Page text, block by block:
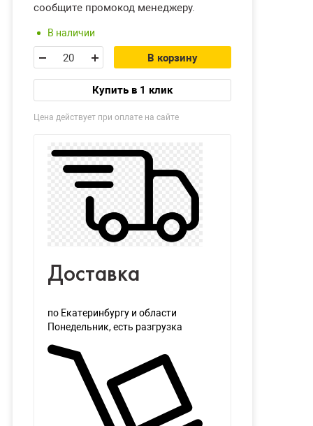
сообщите промокод менеджеру.
В наличии
В корзину
Купить в 1 клик
Цена действует при оплате на сайте
Доставка
по Екатеринбургу и области
Понедельник, есть разгрузка